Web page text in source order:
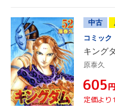
中古
コミック
キング
原泰久
¥605円
定価より